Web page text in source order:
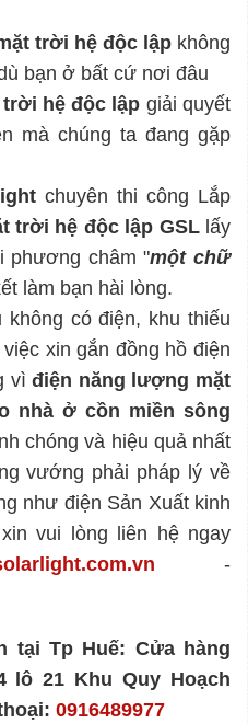
trời hệ độc lập không
bạn ở bất cứ nơi đâu
hệ độc lập giải quyết
mà chúng ta đang gặp
chuyên thi công Lắp
trời hệ độc lập GSLlấy
phương châm "một chữ
làm bạn hài lòng.
có điện, khu thiếu
xin gắn đồng hồ điện
vìđiện năng lượng mặt
nhà ở cồn miền sông
chóng và hiệu quả nhất
vướng phải pháp lý về
như điện Sản Xuất kinh
vui lòng liên hệ ngay
-
tại Tp Huế: Cửa hàng
lô 21 Khu Quy Hoạch
0916489977